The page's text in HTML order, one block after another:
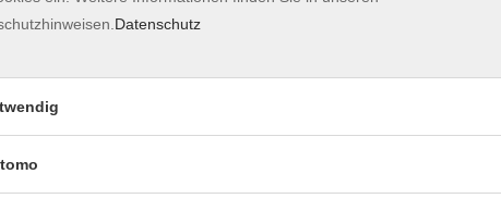
Datenschutz